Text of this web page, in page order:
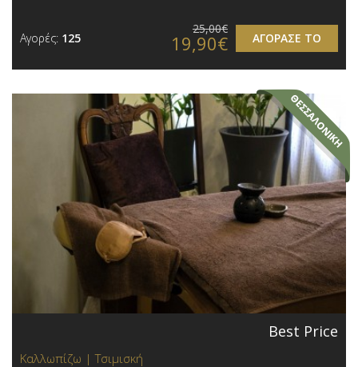
Αγορές: 125 ΑΓΟΡΑΣΕ ΤΟ
25,00€
19,90€
Best Price
Καλλωπίζω | Τσιμισκή